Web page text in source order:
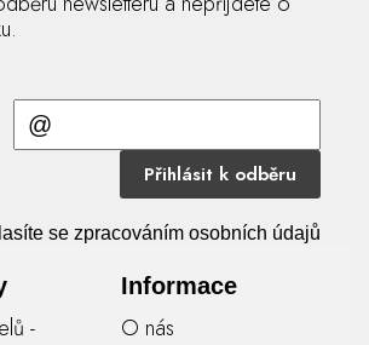
Přihlásit k odběru
se zpracováním osobních údajů
-
Informace
O nás